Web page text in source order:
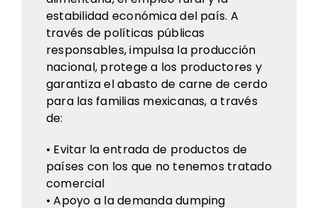
Comunicación
Contacto
estabilidad económica del país. A
través de políticas públicas
responsables, impulsa la producción
nacional, protege a los productores y
garantiza el abasto de carne de cerdo
para las familias mexicanas, a través
de:
• Evitar la entrada de productos de
países con los que no tenemos tratado
comercial
• Apoyo a la demanda dumping